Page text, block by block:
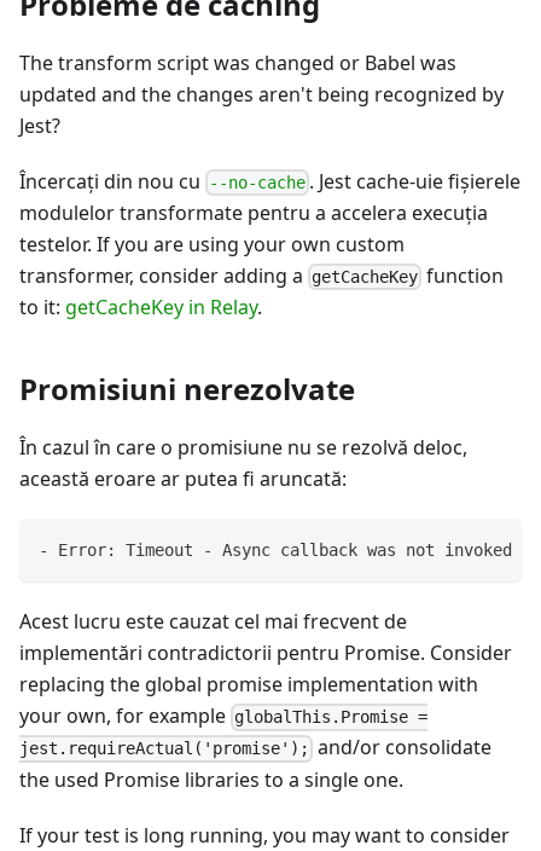
The transform script was changed or Babel was
updated and the changes aren't being recognized by
Jest?
Încercați din nou cu --no-cache . Jest cache-uie fişierele
modulelor transformate pentru a accelera execuția
testelor. If you are using your own custom
transformer, consider adding a getCacheKey function
to it: getCacheKey in Relay.
Promisiuni nerezolvate
În cazul în care o promisiune nu se rezolvă deloc,
această eroare ar putea fi aruncată:
- Error: Timeout - Async callback was not invoked
Acest lucru este cauzat cel mai frecvent de
implementări contradictorii pentru Promise. Consider
replacing the global promise implementation with
your own, for example globalThis.Promise =
jest.requireActual('promise'); and/or consolidate
the used Promise libraries to a single one.
If your test is long running, you may want to consider